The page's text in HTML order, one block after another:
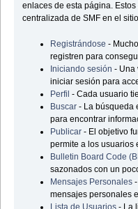
enlaces de esta página.
centralizada de SMF en el
Registrándose -
registren para
Iniciando sesión - Una
iniciar sesión para
Perfil - Cada usuario
Buscar - La búsqueda
para encontrar
Publicar - El objetivo
permite a los usuarios
Bulletin Board Code
sazonados con un
Mensajes Personales
mensajes personales
Lista de Usuarios - La